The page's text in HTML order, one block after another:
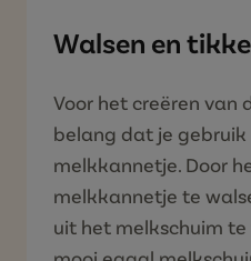
Walsen en
Voor het creëren van
belang dat je
melkkannetje. Door
melkkannetje te
uit het melkschuim